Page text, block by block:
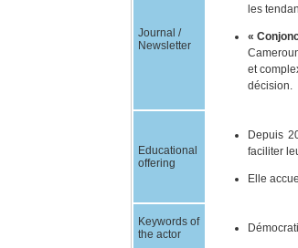
Journal /
Newsletter
les
«
et
décision.
Educational
offering
Depuis
faciliter
Elle
Keywords of
the actor